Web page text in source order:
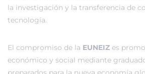
la investigación y la transferencia de
tecnología.
El compromiso de la EUNEIZ es
económico y social mediante